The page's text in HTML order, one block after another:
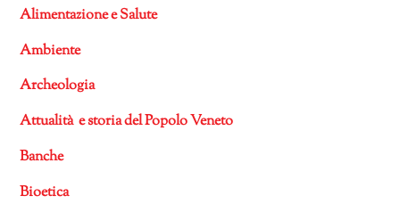
Alimentazione e Salute
Ambiente
Archeologia
Attualità e storia del Popolo Veneto
Banche
Bioetica